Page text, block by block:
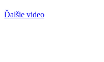
Ďalšie video